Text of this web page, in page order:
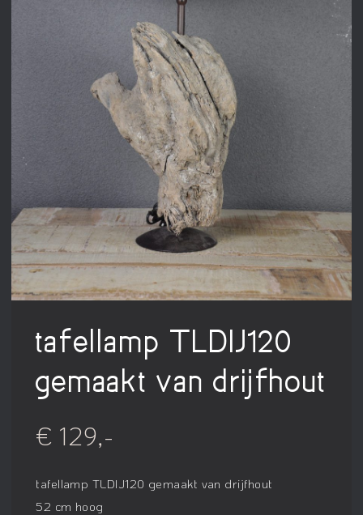
tafellamp TLDIJ120
gemaakt van drijfhout
€ 129,-
tafellamp TLDIJ120 gemaakt van drijfhout
52 cm hoog